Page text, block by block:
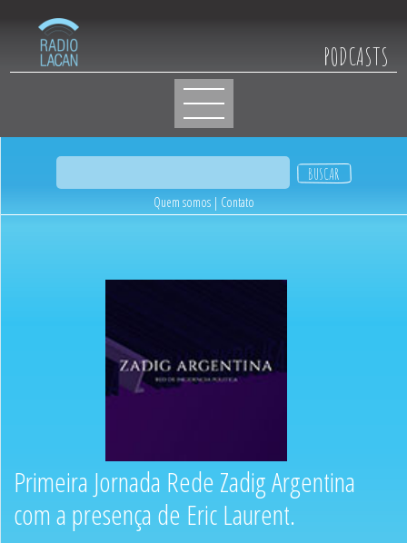
PODCASTS
Quem somos | Contato
Primeira Jornada Rede Zadig Argentina
com a presença de Eric Laurent.